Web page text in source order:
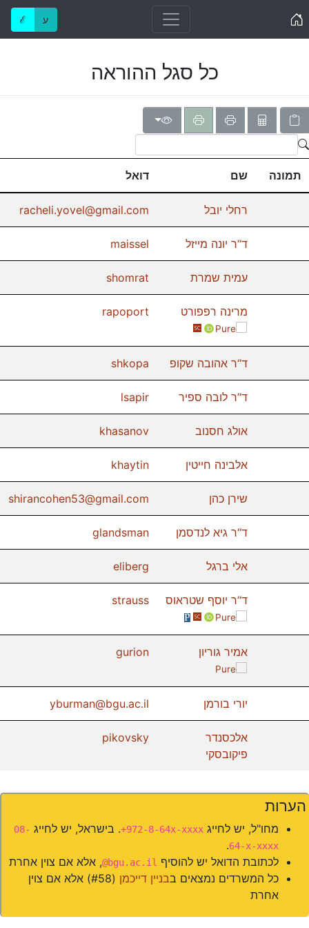
ℰ ע
כל סגל ההוראה
תמונה שם דואל
רחלי יובל racheli.yovel@gmail.com
ד“ר יונה מייזל maissel
עמית שמרת shomrat
מרינה רפפורט
Pure
Orcid
rapoport
ד“ר אהובה שקופ shkopa
ד“ר לובה ספיר lsapir
אולג חסנוב khasanov
אלבינה חייטין khaytin
שירן כהן shirancohen53@gmail.com
ד“ר גיא לנדסמן glandsman
אלי ברגל eliberg
ד“ר יוסף שטראוס
Pure
Orcid
Scopus
strauss
אמיר גוריון gurion
יורי בורמן yburman@bgu.ac.il
אלכסנדר
פיקובסקי
pikovsky
הערות
מחו"ל, יש לחייג +972-8-64x-xxxx. בישראל, יש לחייג 08-
64-x-xxxx
.
לכתובת הדואל יש להוסיף @bgu.ac.il, אלא אם צוין אחרת
כל המשרדים נמצאים בבניין דייכמן
(#58) אלא אם צוין
אחרת